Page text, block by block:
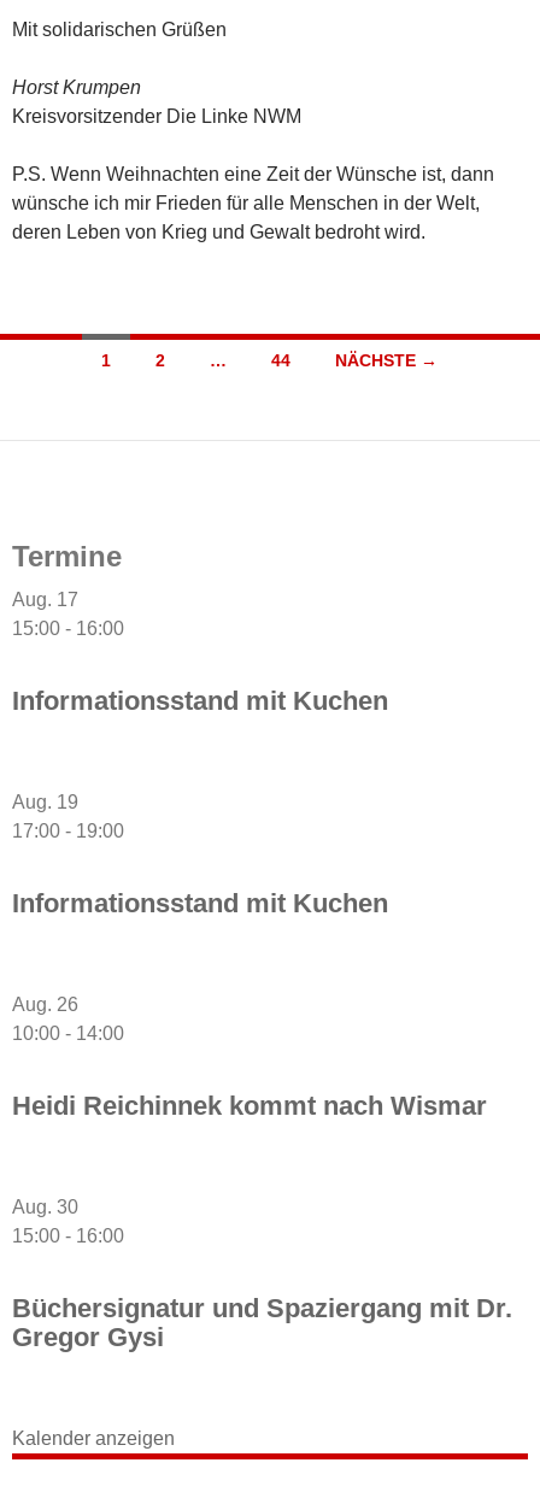
Mit solidarischen Grüßen
Horst Krumpen
Kreisvorsitzender Die Linke NWM
P.S. Wenn Weihnachten eine Zeit der Wünsche ist, dann
wünsche ich mir Frieden für alle Menschen in der Welt,
deren Leben von Krieg und Gewalt bedroht wird.
Beitragsnavigation
1 2 … 44 NÄCHSTE →
Termine
Aug. 17
15:00 - 16:00
Informationsstand mit Kuchen
Aug. 19
17:00 - 19:00
Informationsstand mit Kuchen
Aug. 26
10:00 - 14:00
Heidi Reichinnek kommt nach Wismar
Aug. 30
15:00 - 16:00
Büchersignatur und Spaziergang mit Dr.
Gregor Gysi
Kalender anzeigen